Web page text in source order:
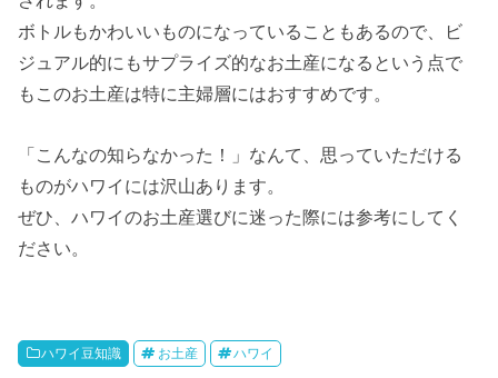
ボトルもかわいいものになっていることもあるので、ビ
ジュアル的にもサプライズ的なお土産になるという点で
もこのお土産は特に主婦層にはおすすめです。
「こんなの知らなかった！」なんて、思っていただける
ものがハワイには沢山あります。
ぜひ、ハワイのお土産選びに迷った際には参考にしてく
ださい。
ハワイ豆知識 お土産 ハワイ